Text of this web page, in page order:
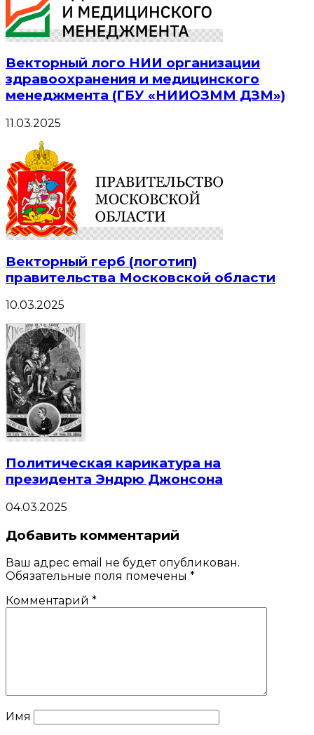
Векторный лого НИИ организации
здравоохранения и медицинского
менеджмента (ГБУ «НИИОЗММ ДЗМ»)
11.03.2025
Векторный герб (логотип)
правительства Московской области
10.03.2025
Политическая карикатура на
президента Эндрю Джонсона
04.03.2025
Добавить комментарий
Ваш адрес email не будет опубликован.
Обязательные поля помечены *
Комментарий *
Имя